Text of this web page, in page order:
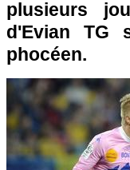
plusieurs
d'Evian TG
phocéen.